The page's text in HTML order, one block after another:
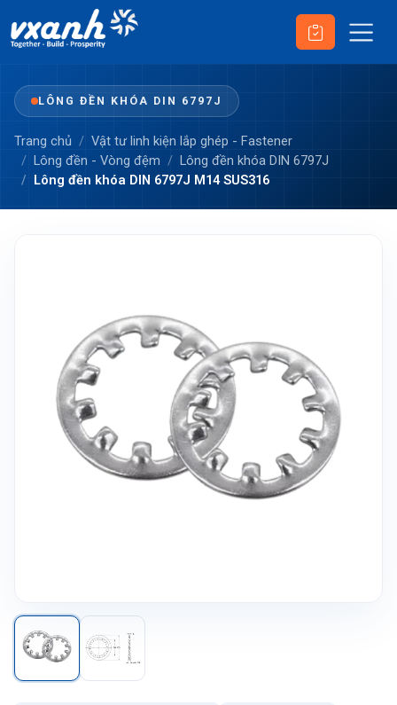
LÔNG ĐỀN KHÓA DIN 6797J
Trang chủ
Vật tư linh kiện lắp ghép - Fastener
Lông đền - Vòng đệm
Lông đền khóa DIN 6797J
Lông đền khóa DIN 6797J M14 SUS316